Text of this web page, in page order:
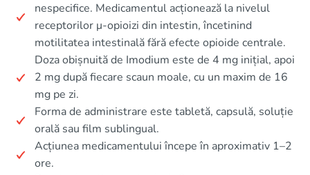
nespecifice. Medicamentul acționează la nivelul
receptorilor μ-opioizi din intestin, încetinind
motilitatea intestinală fără efecte opioide centrale.
Doza obișnuită de Imodium este de 4 mg inițial, apoi
2 mg după fiecare scaun moale, cu un maxim de 16
mg pe zi.
Forma de administrare este tabletă, capsulă, soluție
orală sau film sublingual.
Acțiunea medicamentului începe în aproximativ 1–2
ore.